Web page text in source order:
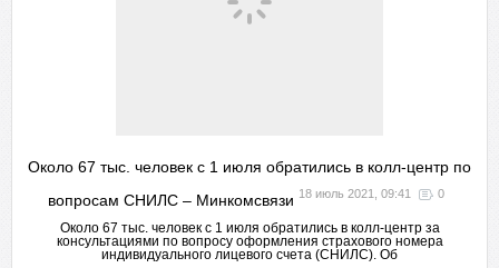
Около 67 тыс. человек с 1 июля обратились в колл-центр по
вопросам СНИЛС – Минкомсвязи 18 июль 2021, 09:41 0
Около 67 тыс. человек с 1 июля обратились в колл-центр за
консультациями по вопросу оформления страхового номера
индивидуального лицевого счета (СНИЛС). Об